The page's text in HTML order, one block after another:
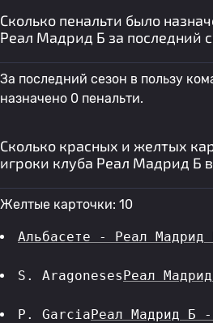
Сколько пенальти было
Реал Мадрид Б за последний
За последний сезон в пользу
назначено 0 пенальти.
Сколько красных и желтых
игроки клуба Реал Мадрид Б
Желтые карточки: 10
Альбасете - Реал Мадрид
S. AragonesesРеал
P. GarciaРеал Мадрид Б